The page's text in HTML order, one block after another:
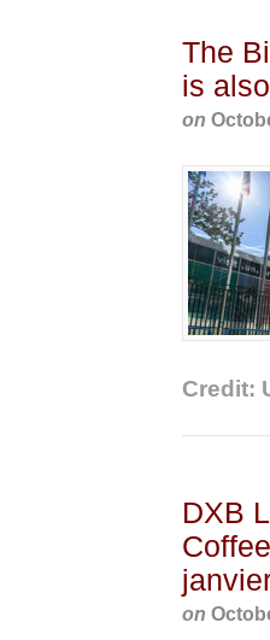
The
is
on
Credit:
DXB
on